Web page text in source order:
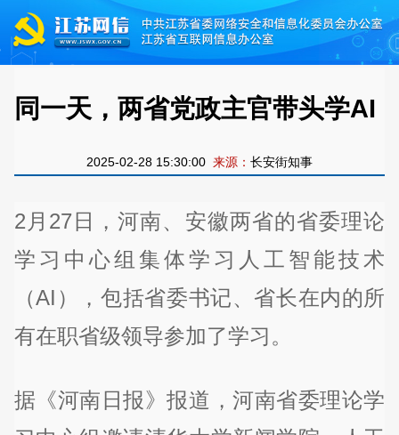
同一天，两省党政主官带头学AI
2025-02-28 15:30:00 来源： 长安街知事
2月27日，河南、安徽两省的省委理论
学习中心组集体学习人工智能技术
（AI），包括省委书记、省长在内的所
有在职省级领导参加了学习。
据《河南日报》报道，河南省委理论学